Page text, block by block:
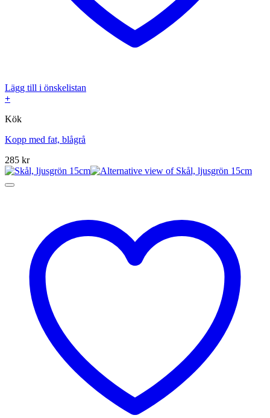
Lägg till i önskelistan
+
Kök
Kopp med fat, blågrå
285 kr